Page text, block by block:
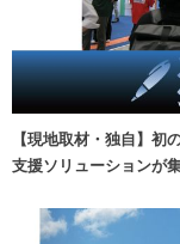
【現地取材・独自】
支援ソリューションが